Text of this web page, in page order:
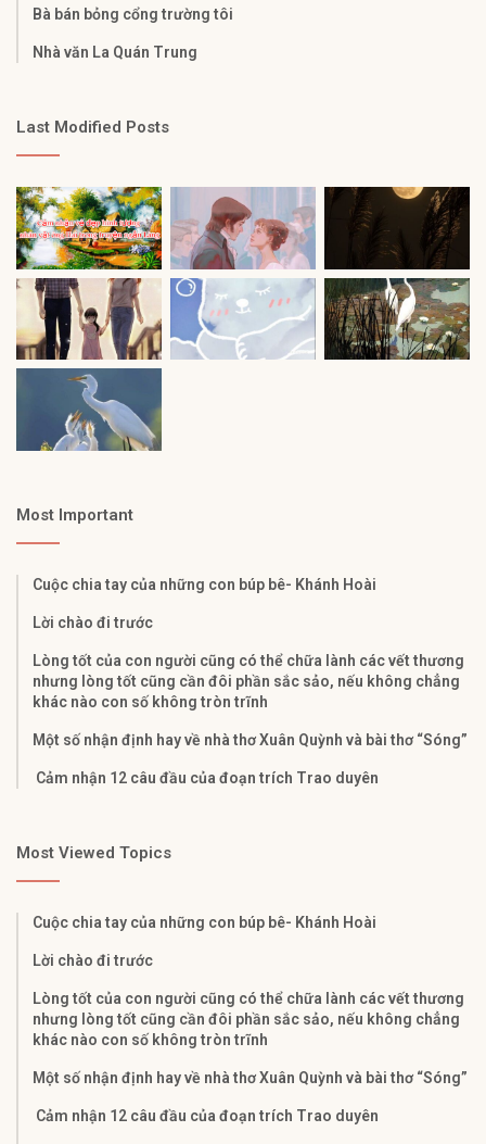
Bà bán bỏng cổng trường tôi
Nhà văn La Quán Trung
Last Modified Posts
Most Important
Cuộc chia tay của những con búp bê- Khánh Hoài
Lời chào đi trước
Lòng tốt của con người cũng có thể chữa lành các vết thương
nhưng lòng tốt cũng cần đôi phần sắc sảo, nếu không chẳng
khác nào con số không tròn trĩnh
Một số nhận định hay về nhà thơ Xuân Quỳnh và bài thơ “Sóng”
Cảm nhận 12 câu đầu của đoạn trích Trao duyên
Most Viewed Topics
Cuộc chia tay của những con búp bê- Khánh Hoài
Lời chào đi trước
Lòng tốt của con người cũng có thể chữa lành các vết thương
nhưng lòng tốt cũng cần đôi phần sắc sảo, nếu không chẳng
khác nào con số không tròn trĩnh
Một số nhận định hay về nhà thơ Xuân Quỳnh và bài thơ “Sóng”
Cảm nhận 12 câu đầu của đoạn trích Trao duyên